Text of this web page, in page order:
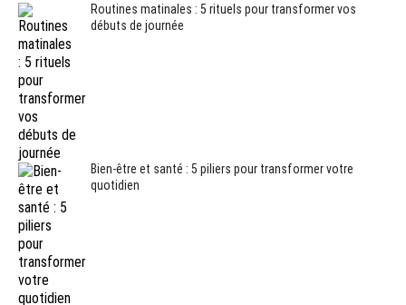
Routines matinales : 5 rituels pour transformer vos
débuts de journée
Bien-être et santé : 5 piliers pour transformer votre
quotidien